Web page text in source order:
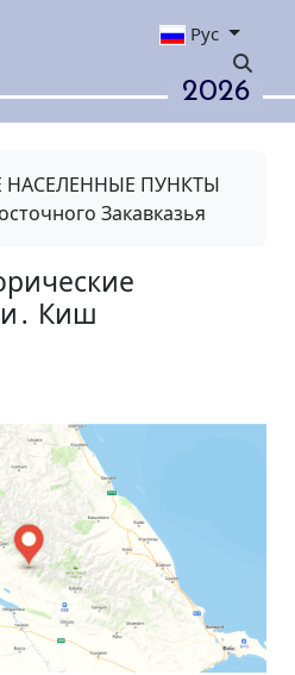
Рус
2026
НАСЕЛЕННЫЕ ПУНКТЫ
Закавказья
Киш